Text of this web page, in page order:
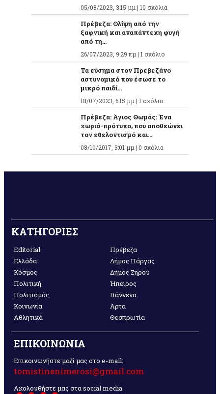
05/08/2023, 3:15 μμ | 10 σχόλια
Πρέβεζα: Θλίψη από την
ξαφνική και αναπάντεχη φυγή
από τη...
26/07/2023, 9:29 πμ | 1 σχόλιο
Τα εύσημα στον Πρεβεζάνο
αστυνομικό που έσωσε το
μικρό παιδί...
18/07/2023, 6:15 μμ | 1 σχόλιο
Πρέβεζα: Άγιος Θωμάς: Ένα
χωριό-πρότυπο, που αποθεώνει
τον εθελοντισμό και...
08/10/2017, 3:01 μμ | 0 σχόλια
ΚΑΤΗΓΟΡΙΕΣ
Editorial
Ελλάδα
Κόσμος
Πολιτική
Πολιτισμός
Κοινωνία
Αθλητικά
Πρέβεζα
Δήμος Πάργας
Δήμος Ζηρού
Ήπειρος
Γιάννενα
Άρτα
Θεσπρωτία
ΕΠΙΚΟΙΝΩΝΙΑ
Επικοινωνήστε μαζί μας στο e-mail:
tomistinenimerosi@gmail.com
Ακολουθήστε μας στα social media